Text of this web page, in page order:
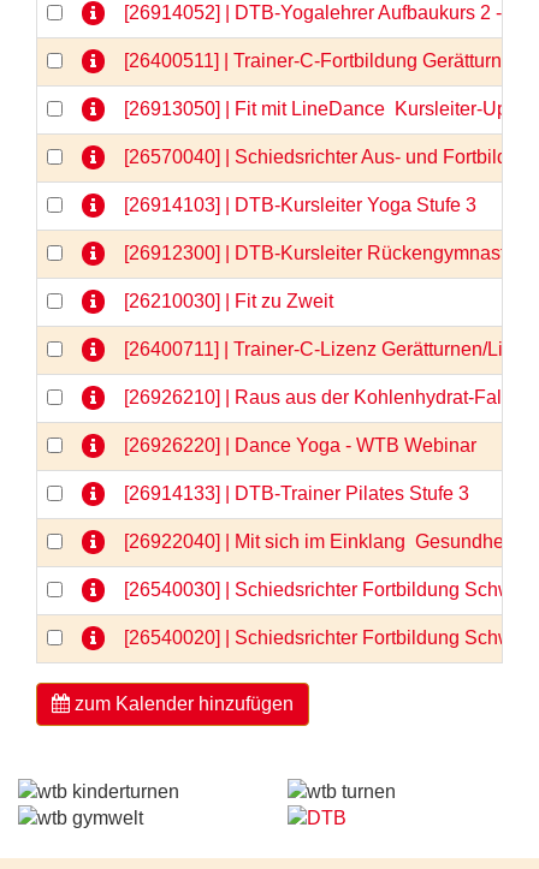
[26914052] | DTB-Yogalehrer Aufbaukurs 2 -
[26400511] | Trainer-C-Fortbildung Gerätturnen
[26913050] | Fit mit LineDance  Kursleiter-
[26570040] | Schiedsrichter Aus- und
[26914103] | DTB-Kursleiter Yoga Stufe 3
[26912300] | DTB-Kursleiter Rückengymnastik
[26210030] | Fit zu Zweit
[26400711] | Trainer-C-Lizenz Gerätturnen/
[26926210] | Raus aus der Kohlenhydrat-Falle
[26926220] | Dance Yoga - WTB Webinar
[26914133] | DTB-Trainer Pilates Stufe 3
[26922040] | Mit sich im Einklang  Gesundheit
[26540030] | Schiedsrichter Fortbildung
[26540020] | Schiedsrichter Fortbildung
zum Kalender hinzufügen